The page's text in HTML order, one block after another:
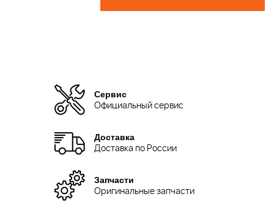
Сервис
Официальный сервис
Доставка
Доставка по России
Запчасти
Оригинальные запчасти